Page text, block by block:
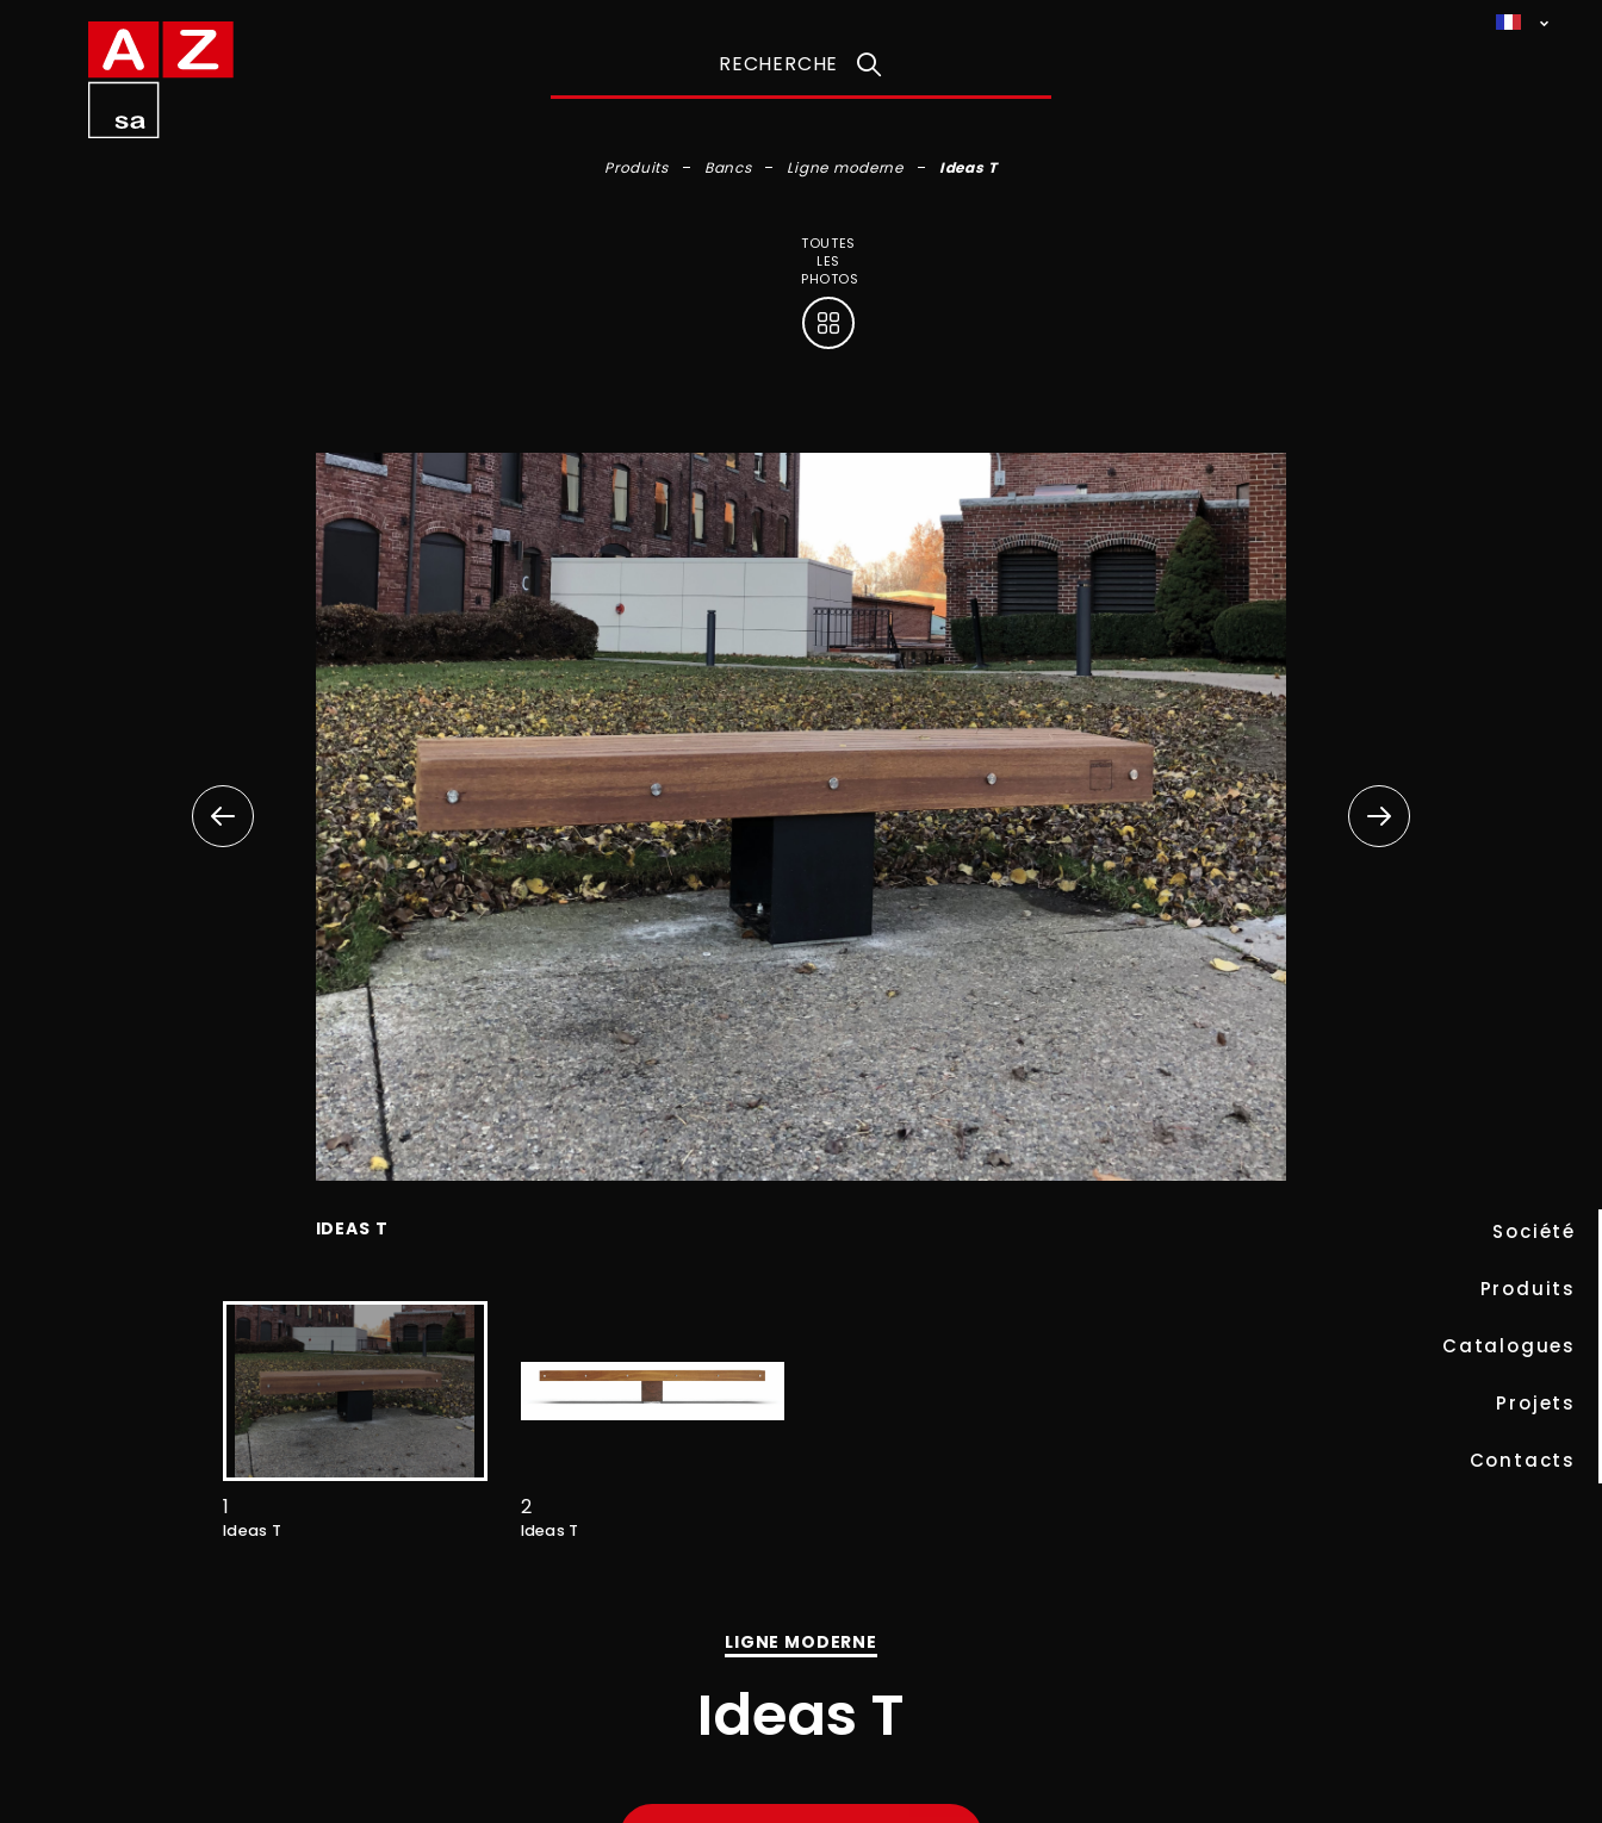
RECHERCHE
Société
Produits
Catalogues
Projets
Contacts
Produits Bancs Ligne moderne Ideas T
TOUTES
LES
PHOTOS
IDEAS T
1
Ideas T
2
Ideas T
LIGNE MODERNE
Ideas T